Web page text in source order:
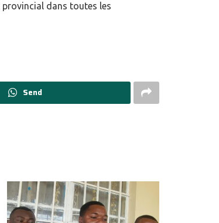
provincial dans toutes les
Send